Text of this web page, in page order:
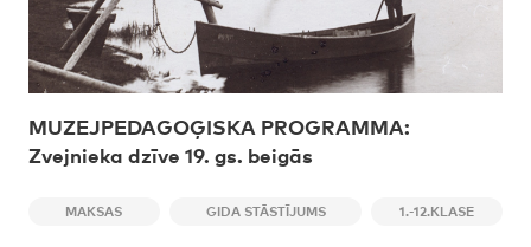
MUZEJPEDAGOĢISKA PROGRAMMA:
Zvejnieka dzīve 19. gs. beigās
MAKSAS GIDA STĀSTĪJUMS 1.-12.KLASE